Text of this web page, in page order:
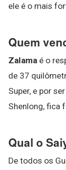
ele é o mais
Quem
Zalama é o
de 37
Super, e por
Shenlong, fica
Qual o
De todos os